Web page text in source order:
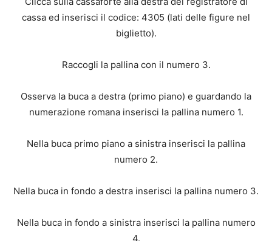
cassa ed inserisci il codice: 4305 (lati delle figure nel
biglietto).
Raccogli la pallina con il numero 3.
Osserva la buca a destra (primo piano) e guardando la
numerazione romana inserisci la pallina numero 1.
Nella buca primo piano a sinistra inserisci la pallina
numero 2.
Nella buca in fondo a destra inserisci la pallina numero 3.
Nella buca in fondo a sinistra inserisci la pallina numero
4.